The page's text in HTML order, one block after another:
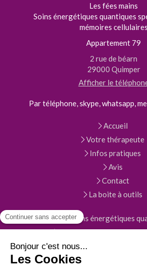
Les fées mains
Soins énergétiques quantiques
mémoires cellulaires
Appartement 79
2 rue de béarn
29000 Quimper
Afficher le
Par téléphone, skype, whatsapp,
Accueil
Votre thérapeute
Infos pratiques
Avis
Contact
La boite à outils
Les soins énergétiques
Travail sur les mémoires